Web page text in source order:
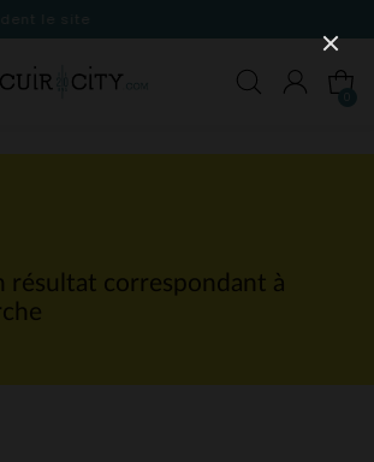
résultat correspondant à